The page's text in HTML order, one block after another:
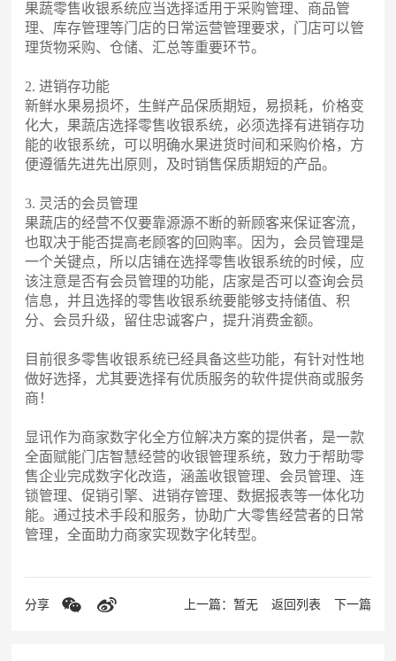
果蔬零售收银系统应当选择适用于采购管理、商品管
理、库存管理等门店的日常运营管理要求，门店可以管
理货物采购、仓储、汇总等重要环节。
2. 进销存功能
新鲜水果易损坏，生鲜产品保质期短，易损耗，价格变
化大，果蔬店选择零售收银系统，必须选择有进销存功
能的收银系统，可以明确水果进货时间和采购价格，方
便遵循先进先出原则，及时销售保质期短的产品。
3. 灵活的会员管理
果蔬店的经营不仅要靠源源不断的新顾客来保证客流，
也取决于能否提高老顾客的回购率。因为，会员管理是
一个关键点，所以店铺在选择零售收银系统的时候，应
该注意是否有会员管理的功能，店家是否可以查询会员
信息，并且选择的零售收银系统要能够支持储值、积
分、会员升级，留住忠诚客户，提升消费金额。
目前很多零售收银系统已经具备这些功能，有针对性地
做好选择，尤其要选择有优质服务的软件提供商或服务
商！
显讯作为商家数字化全方位解决方案的提供者，是一款
全面赋能门店智慧经营的收银管理系统，致力于帮助零
售企业完成数字化改造，涵盖收银管理、会员管理、连
锁管理、促销引擎、进销存管理、数据报表等一体化功
能。通过技术手段和服务，协助广大零售经营者的日常
管理，全面助力商家实现数字化转型。
分享 上一篇：暂无 返回列表 下一篇